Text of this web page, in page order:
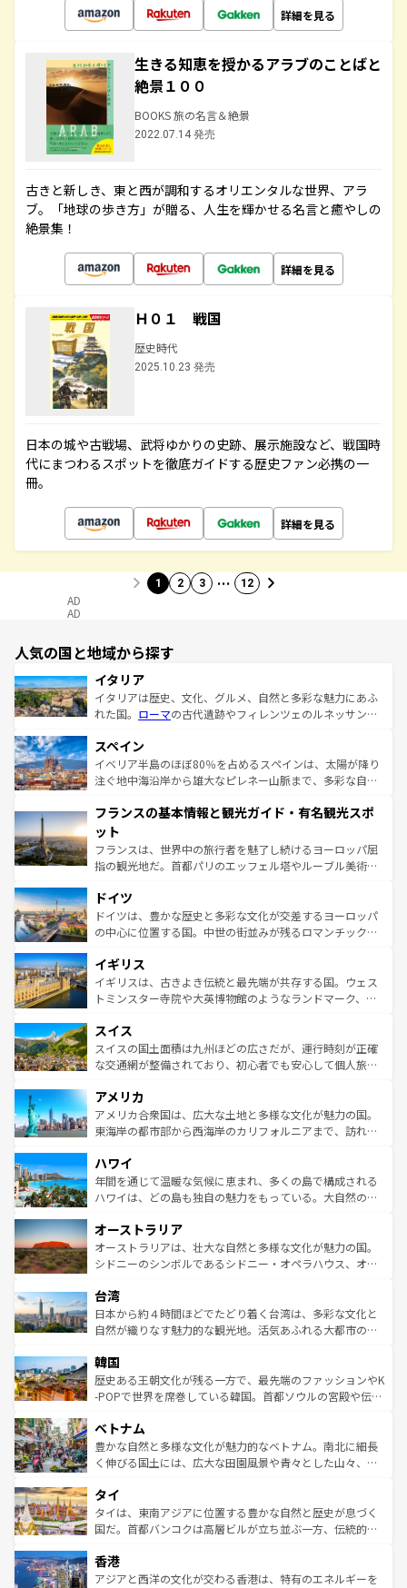
詳細を見る
生きる知恵を授かるアラブのことばと
絶景１００
BOOKS 旅の名言＆絶景
2022.07.14 発売
古きと新しき、東と西が調和するオリエンタルな世界、アラ
ブ。「地球の歩き方」が贈る、人生を輝かせる名言と癒やしの
絶景集！
詳細を見る
Ｈ０１ 戦国
歴史時代
2025.10.23 発売
日本の城や古戦場、武将ゆかりの史跡、展示施設など、戦国時
代にまつわるスポットを徹底ガイドする歴史ファン必携の一
冊。
詳細を見る
1 2 3 … 12
AD
AD
人気の国と地域から探す
イタリア
イタリアは歴史、文化、グルメ、自然と多彩な魅力にあふ
れた国。 ローマの古代遺跡やフィレンツェのルネッサンス
ろん、トスカーナの美しい田園風景やアマルフィ海岸の絶
景など、自然景観も見逃せない。観光の合間には、本場の
ピザやパスタなど、絶品のイタリア料理を堪能することも
ませてくれるイタリアで、忘れられない旅をしてみよう！
なお、新着のイタリア情報は
しい。
スペイン
イベリア半島のほぼ80％を占めるスペインは、太陽が降り
注ぐ地中海沿岸から雄大なピレネー山脈まで、多彩な自然
文化が根付くこの国では、情熱的なフラメンコ、熱気あふ
れる闘牛、そして美味しいタパスが生活の一部となってい
る。首都マドリードの洗練された雰囲気や、バルセロナの
アートに溢れた街角から、地方では古代ローマ遺跡や中世
せる。地方によって風土や気候が異なるスペインはその個
性で訪れる人を魅了する。 なお、新着のスペイン情報は コ
ンテンツ一覧を参照してほしい。
フランスの基本情報と観光ガイド・有名観光スポ
ット
フランスは、世界中の旅行者を魅了し続けるヨーロッパ屈
指の観光地だ。首都パリのエッフェル塔やルーブル美術館
で、幅広い魅力が詰まっている。華麗な宮殿、歴史的な大
聖堂、美しいビーチ、そして豊かな自然が、訪れる者を心
から魅了する。また、フランスは美食の国としても知ら
いる。シャンパンの発祥地であるランス、プロヴァンスの
香り高いラベンダー畑など、多彩な楽しみ方が可能だ。さ
らに、パリ以外の地域にも魅力が溢れており、どの街角に
れる地方に足を運ぶとそれぞれで全く異なる文化を体験で
きるだろう。 なお、新着のフランス情報はコンテンツ一覧
を参照してほしい。
ドイツ
ドイツは、豊かな歴史と多彩な文化が交差するヨーロッパ
の中心に位置する国。中世の街並みが残るロマンチック街
顔を持つこの国は、どこを歩いても飽きることがない。ベ
ルリンの文化的活気、バイエルン州のアルプスの絶景、そ
してライン川沿いのワイン畑といった風景は必見。ビール
は、お酒好きな人にはぜひ体験してほしい。 なお、新着の
ドイツ情報はコンテンツ一覧を参照してほしい。
イギリス
イギリスは、古きよき伝統と最先端が共存する国。ウェス
トミンスター寺院や大英博物館のようなランドマーク、歴
リアごとに異なる魅力がある。また、優雅なアフタヌーン
ティー、ビール好きにはたまらない英国パブ、サッカー観
戦など、本場だからこそできる体験も豊富。イギリスを旅
ンツ一覧を参照してほしい。
スイス
スイスの国土面積は九州ほどの広さだが、運行時刻が正確
な交通網が整備されており、初心者でも安心して個人旅行
の建物がそのまま残る町や、スイスならではのユニークな
博物館もあり、アルプス観光だけでなく町歩きも満喫する
ことができる。国民の所得が高いため物価も高いが、旅行
ば市内交通費無料で観光を楽しむこともできる。 なお、新
着のスイス情報はコンテンツ一覧 を参照してほしい。
アメリカ
アメリカ合衆国は、広大な土地と多様な文化が魅力の国。
東海岸の都市部から西海岸のカリフォルニアまで、訪れる
のような巨大都市は、観光、ショッピング、エンターテイ
ンメントが詰まった刺激的なスポットだ。一方、アメリカ
西部には大自然が広がり、グランドキャニオンやイエロー
部のニューオーリンズでは、音楽と美食が融合した独特の
文化が魅力。旅行者はアメリカの各地域で異なる魅力を楽
しみながら、その多様性と豊かな歴史を感じることができ
ならではの贅沢な旅のスタイルだ。 なお、新着のアメリカ
情報はコンテンツ一覧を参照してほしい。
ハワイ
年間を通じて温暖な気候に恵まれ、多くの島で構成される
ハワイは、どの島も独自の魅力をもっている。大自然の神
ワイ島は見逃せない。また、定番の観光地といえばオアフ
島だが、静かな自然を求めるならマウイ島やカウアイ島が
おすすめ。エメラルドグリーンに輝く海をはじめ、豊かな
れるおもてなしの心で訪れる人々を迎えてくれるハワイの
人々、おいしいローカルフードやハワイアンミュージッ
ク、伝統的なフラダンスなど、すべてがハワイの魅力を彩
ワイを、存分に味わってほしい。 なお、新着のハワイ情報
はコンテンツ一覧を参照してほしい。
オーストラリア
オーストラリアは、壮大な自然と多様な文化が魅力の国。
シドニーのシンボルであるシドニー・オペラハウス、オー
リアリーフや大陸中央部にそびえるウルル（エアーズロッ
ク）、タスマニアの美しい原生林やケアンズの熱帯雨林な
ど、見どころがたくさん。また、カフェやワイン、オージ
いる。アクティビティも充実しており、サーフィンやダイ
ビング、ハイキングなど、アウトドア好きにはたまらな
い。オーストラリアの多彩な魅力を存分に味わいつくそ
参照してほしい。
台湾
日本から約４時間ほどでたどり着く台湾は、多彩な文化と
自然が織りなす魅力的な観光地。活気あふれる大都市の台
ン）、静ひつな山岳地帯である台湾東部など、都市の喧騒
と山間の静けさが共存しており、訪れる人に新しい発見と
驚きをもたらしてくれる。また、奥深い台湾の食文化も魅
容にもいいと評判のスイーツなど、バラエティ豊かな料理
が味わえる。 なお、新着の台湾情報は コンテンツ一覧を参
照してほしい。
韓国
歴史ある王朝文化が残る一方で、最先端のファッションやK
-POPで世界を席巻している韓国。首都ソウルの宮殿や伝統
き、地方に足を延ばせば四季折々の自然美を楽しむことが
できる。そして、キムチや焼肉、絶品のストリートフード
まで、さまざまな韓国料理が待っている。夜には、韓国な
リティに包まれながら、韓国の多彩な魅力を心ゆくまで味
わってみてほしい。 なお、新着の韓国情報はコンテンツ一
覧を参照してほしい。
ベトナム
豊かな自然と多様な文化が魅力的なベトナム。南北に細長
く伸びる国土には、広大な田園風景や青々とした山々、世
急速な発展と共に伝統が息づく。ハノイの古い町並みやホ
ーチミン市のフランス統治時代の建物も、独特の雰囲気を
醸し出している。また、バラエティの豊かさとおいしさで
とつ。フォーやバインミー、ベトナムコーヒーなどは、ぜ
ひ現地で味わいたい。どの地域を訪れてもあたたかい人々
タイ
タイは、東南アジアに位置する豊かな自然と歴史が息づく
国だ。首都バンコクは高層ビルが立ち並ぶ一方、伝統的な
の活気が交差している。北部ではチェンマイなどの山岳地
帯で自然と触れ合い、南部ではプーケットやクラビの美し
香港
アジアと西洋の文化が交わる香港は、特有のエネルギーを